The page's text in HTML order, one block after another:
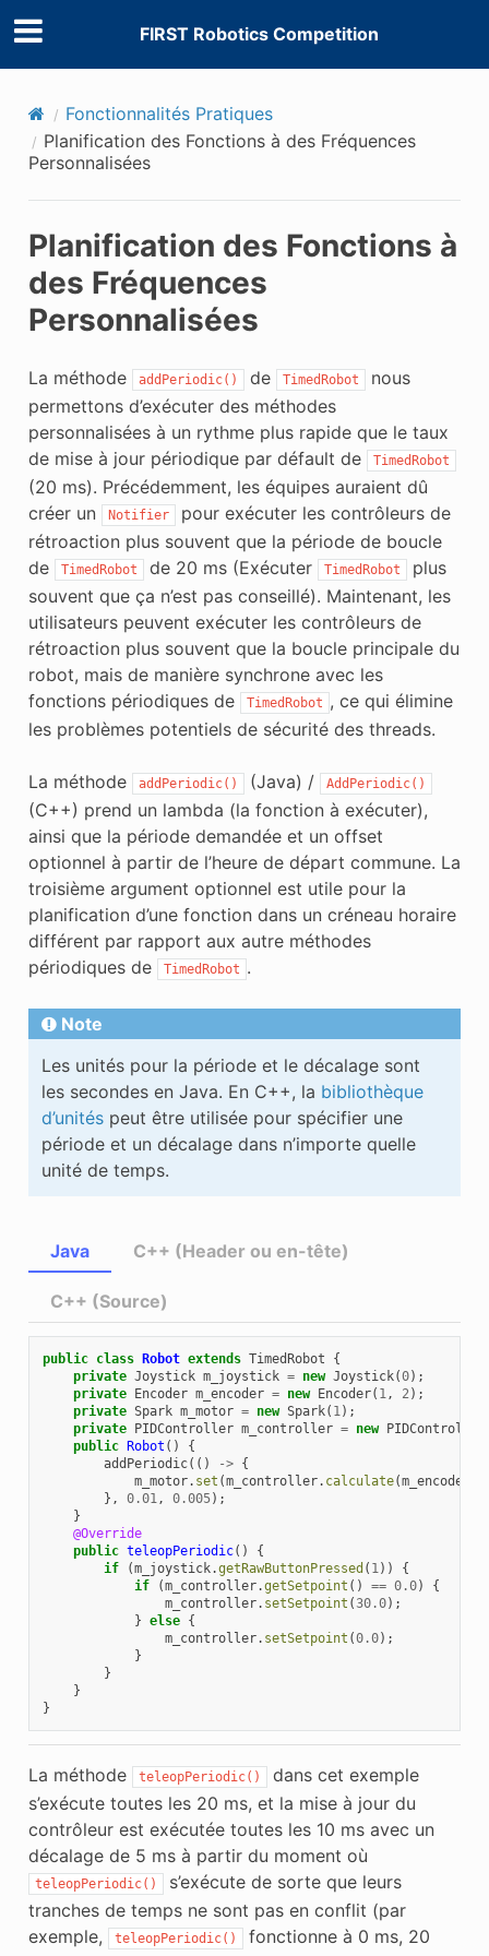
FIRST Robotics Competition
Fonctionnalités Pratiques
Planification des Fonctions à des Fréquences
Personnalisées
Planification des Fonctions à
des Fréquences
Personnalisées
La méthode addPeriodic() de TimedRobot
nous
permettons d’exécuter des méthodes
personnalisées à un rythme plus rapide que le taux
de mise à jour périodique par défault de
TimedRobot
(20 ms). Précédemment, les équipes auraient dû
créer un
Notifier
pour exécuter les contrôleurs de
rétroaction plus souvent que la période de boucle
de
TimedRobot de 20 ms (Exécuter TimedRobot
plus
souvent que ça n’est pas conseillé). Maintenant, les
utilisateurs peuvent exécuter les contrôleurs de
rétroaction plus souvent que la boucle principale du
robot, mais de manière synchrone avec les
fonctions périodiques de
TimedRobot , ce qui élimine
les problèmes potentiels de sécurité des threads.
La méthode addPeriodic() (Java) / AddPeriodic()
(C++) prend un lambda (la fonction à exécuter),
ainsi que la période demandée et un offset
optionnel à partir de l’heure de départ commune. La
troisième argument optionnel est utile pour la
planification d’une fonction dans un créneau horaire
différent par rapport aux autre méthodes
périodiques de
TimedRobot .
Note
Les unités pour la période et le décalage sont
les secondes en Java. En C++, la bibliothèque
d’unitéspeut être utilisée pour spécifier une
période et un décalage dans n’importe quelle
unité de temps.
Java
public class Robot extends TimedRobot
{
private Joystick m_joystick = new Joystick(0);
private Encoder m_encoder = new Encoder( 1, 2);
private Spark m_motor = new Spark( 1);
private PIDController m_controller = new PIDController
public Robot ()
{
addPeriodic(() -> {
m_motor. set (m_controller. calculate(m_encoder
},
0.01, 0.005);
}
@Override
public teleopPeriodic()
{
if
(m_joystick.getRawButtonPressed ( 1))
{
if
(m_controller.getSetpoint () == 0.0)
{
m_controller. setSetpoint (30.0);
} else {
m_controller. setSetpoint (0.0);
}
}
}
}
C++ (Header ou en-tête)
C++ (Source)
La méthode teleopPeriodic()
dans cet exemple
s’exécute toutes les 20 ms, et la mise à jour du
contrôleur est exécutée toutes les 10 ms avec un
décalage de 5 ms à partir du moment où
teleopPeriodic()
s’exécute de sorte que leurs
tranches de temps ne sont pas en conflit (par
exemple,
teleopPeriodic()
fonctionne à 0 ms, 20